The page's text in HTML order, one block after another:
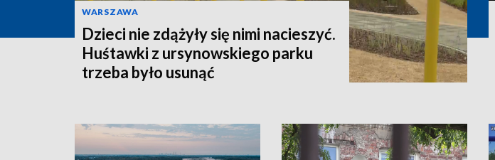
WARSZAWA
Dzieci nie zdążyły się nimi nacieszyć.
Huśtawki z ursynowskiego parku
trzeba było usunąć